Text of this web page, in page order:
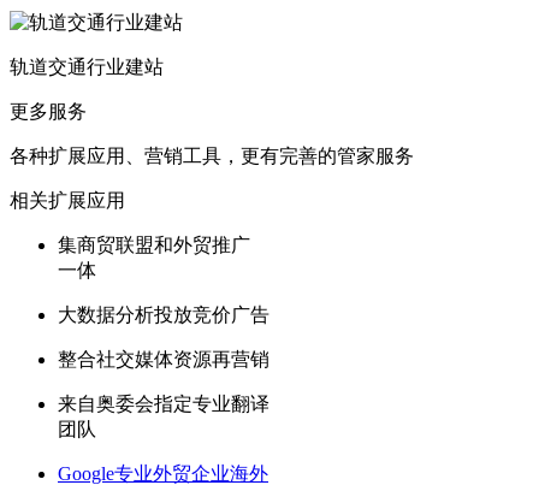
轨道交通行业建站
更多服务
各种扩展应用、营销工具，更有完善的管家服务
相关扩展应用
集商贸联盟和外贸推广
一体
大数据分析投放竞价广告
整合社交媒体资源再营销
来自奥委会指定专业翻译
团队
Google专业外贸企业海外